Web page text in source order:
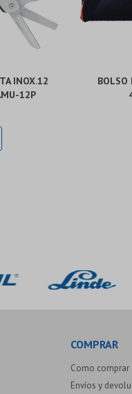
INOX.12
12P
BOLSO
COMPRAR
Como comprar
Envíos y